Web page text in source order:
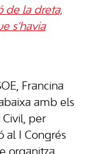
de la dreta,
s’havia
Francina
amb els
Civil, per
al I Congrés